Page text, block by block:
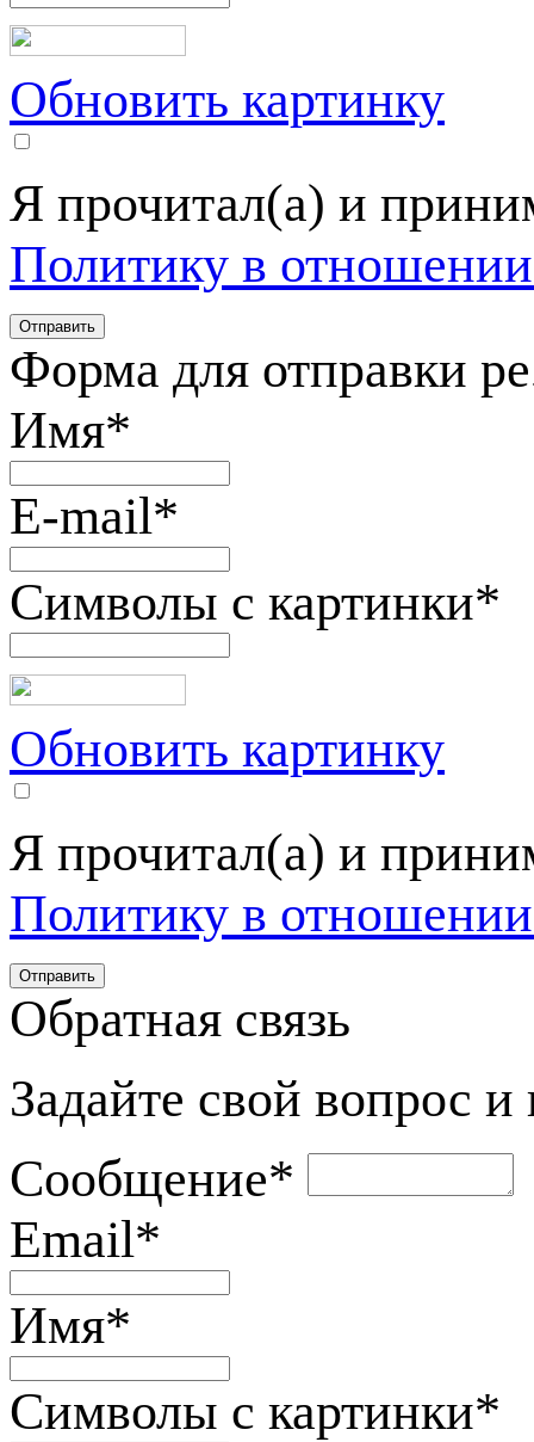
Обновить картинку
Я прочитал(а) и
Политику в
Форма для отправки
Имя*
E-mail*
Символы с картинки*
Обновить картинку
Я прочитал(а) и
Политику в
Обратная связь
Задайте свой вопрос
Сообщение*
Email*
Имя*
Символы с картинки*